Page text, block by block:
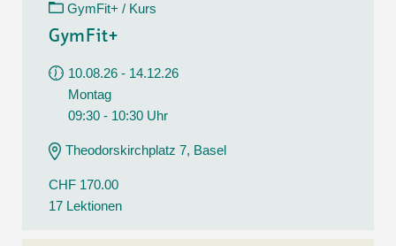
GymFit+ / Kurs
GymFit+
10.08.26 - 14.12.26
Montag
09:30 - 10:30 Uhr
Theodorskirchplatz 7, Basel
CHF 170.00
17 Lektionen